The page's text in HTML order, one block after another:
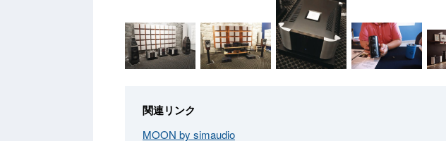
関連リンク
MOON by simaudio